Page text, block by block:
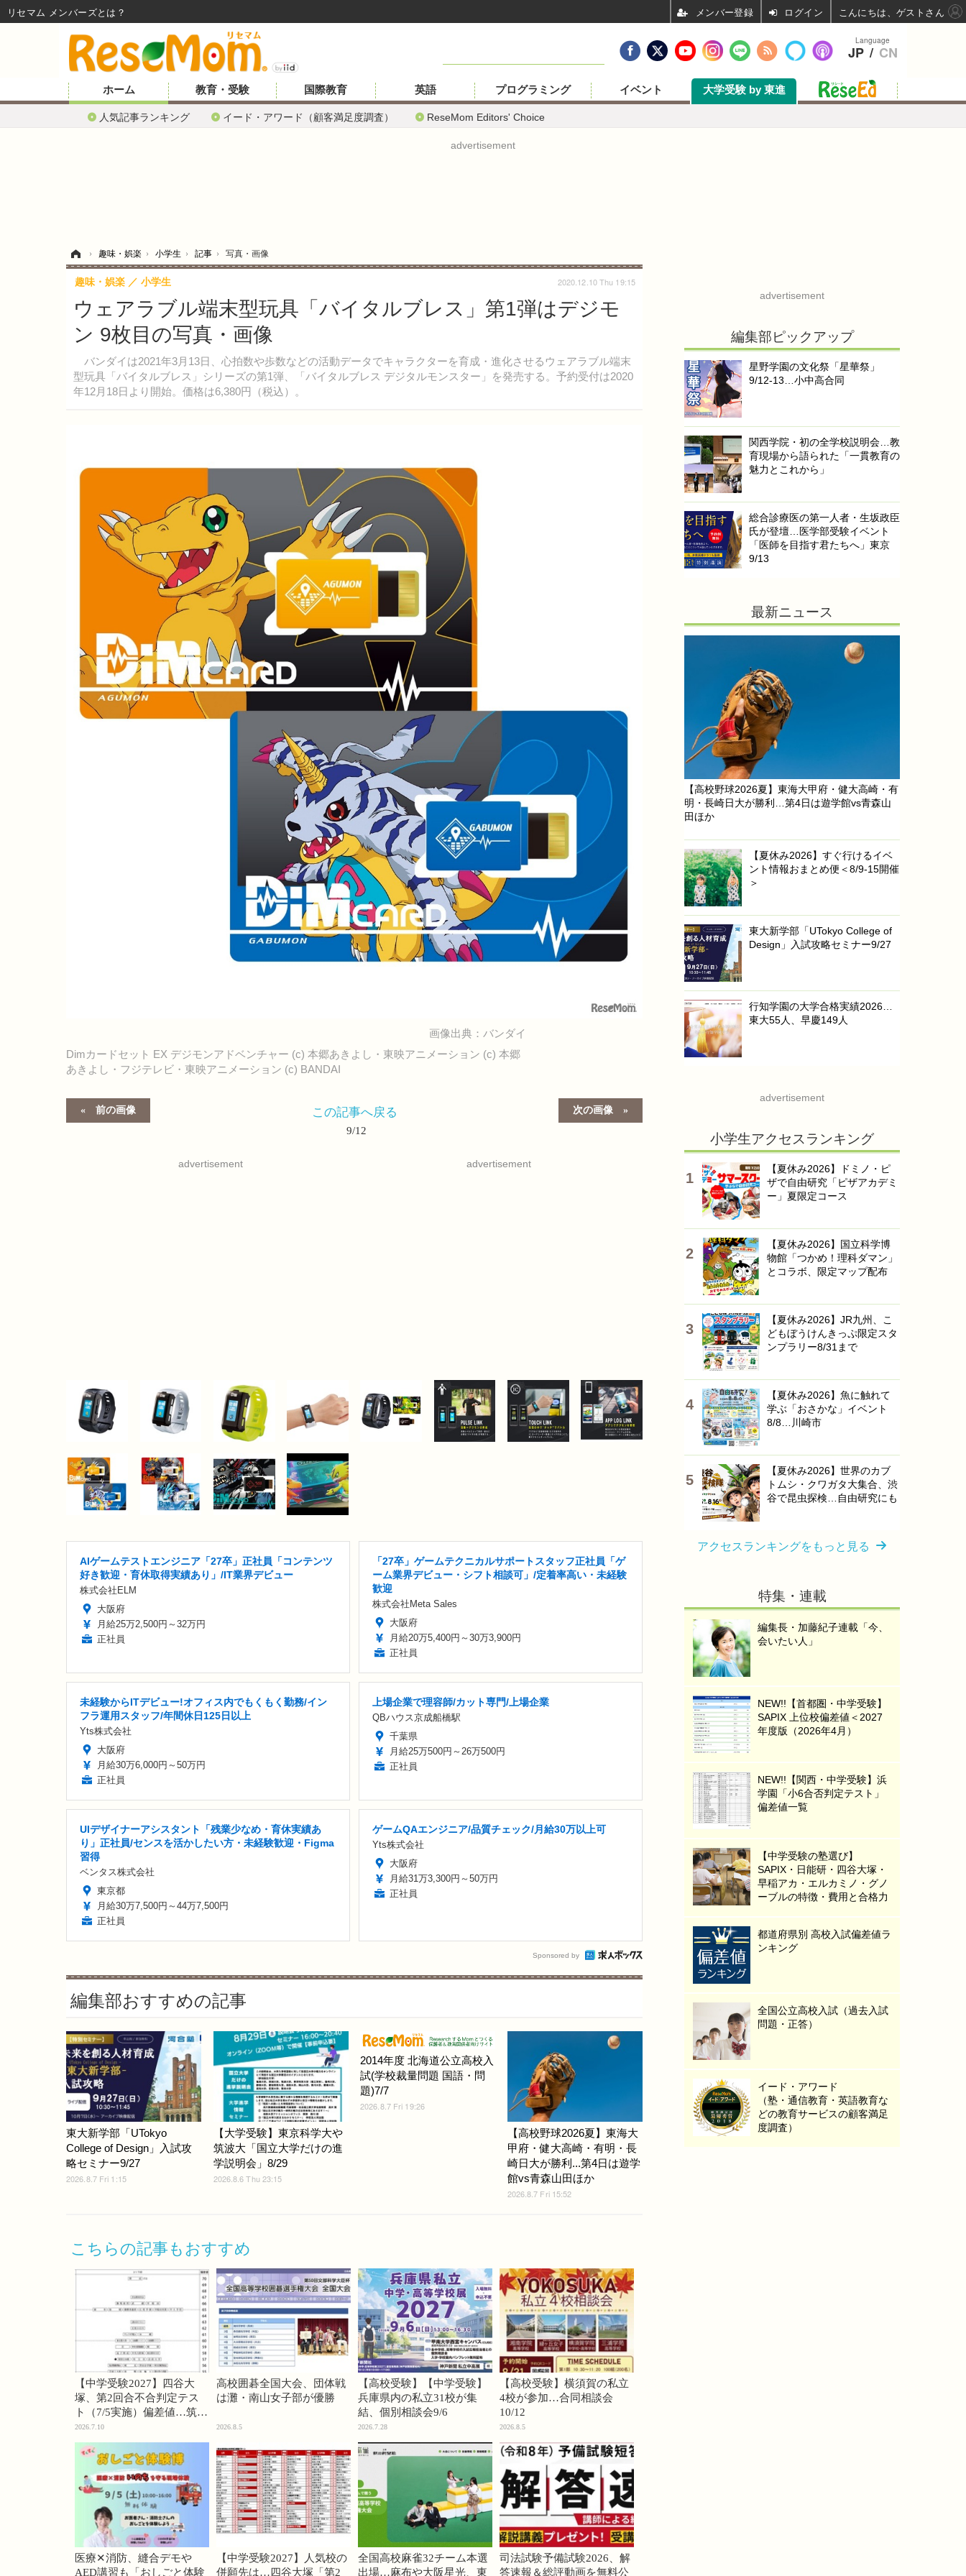
ホーム
人気記事ランキング イード・アワード（顧客満足度調査） ReseMom Editors' Choice
教育・受験 国際教育 英語 プログラミング イベント 大学受験 by 東進
advertisement
› 趣味・娯楽 › 小学生 › 記事 › 写真・画像
ウェアラブル端末型玩具「バイタルブレス」第1弾はデジモ
ン 9枚目の写真・画像
バンダイは2021年3月13日、心拍数や歩数などの活動データでキャラクターを育成・進化させるウェアラブル端末
型玩具「バイタルブレス」シリーズの第1弾、「バイタルブレス デジタルモンスター」を発売する。予約受付は2020
年12月18日より開始。価格は6,380円（税込）。
趣味・娯楽 小学生 2020.12.10 Thu 19:15
画像出典：バンダイ
Dimカードセット EX デジモンアドベンチャー (c) 本郷あきよし・東映アニメーション (c) 本郷
あきよし・フジテレビ・東映アニメーション (c) BANDAI
前の画像 次の画像
この記事へ戻る
9/12
advertisement advertisement
AIゲームテストエンジニア「27卒」正社員「コンテンツ
好き歓迎・育休取得実績あり」/IT業界デビュー
株式会社ELM
大阪府
月給25万2,500円～32万円
正社員
「27卒」ゲームテクニカルサポートスタッフ正社員「ゲ
ーム業界デビュー・シフト相談可」/定着率高い・未経験
歓迎
株式会社Meta Sales
大阪府
月給20万5,400円～30万3,900円
正社員
未経験からITデビュー!オフィス内でもくもく勤務/イン
フラ運用スタッフ/年間休日125日以上
Yts株式会社
大阪府
月給30万6,000円～50万円
正社員
上場企業で理容師/カット専門/上場企業
QBハウス京成船橋駅
千葉県
月給25万500円～26万500円
正社員
UIデザイナーアシスタント「残業少なめ・育休実績あ
り」正社員/センスを活かしたい方・未経験歓迎・Figma
習得
ベンタス株式会社
東京都
月給30万7,500円～44万7,500円
正社員
ゲームQAエンジニア/品質チェック/月給30万以上可
Yts株式会社
大阪府
月給31万3,300円～50万円
正社員
Sponsored by
編集部おすすめの記事
東大新学部「UTokyo
College of Design」入試攻
略セミナー9/27
2026.8.7 Fri 1:15
【大学受験】東京科学大や
筑波大「国立大学だけの進
学説明会」8/29
2026.8.6 Thu 23:15
2014年度 北海道公立高校入
試(学校裁量問題 国語・問
題)7/7
2026.8.7 Fri 19:26
【高校野球2026夏】東海大
甲府・健大高崎・有明・長
崎日大が勝利...第4日は遊学
館vs青森山田ほか
2026.8.7 Fri 15:52
こちらの記事もおすすめ
【中学受験2027】四谷大
塚、第2回合不合判定テス
ト（7/5実施）偏差値…筑駒
74・桜蔭70＜PR＞
2026.7.10
高校囲碁全国大会、団体戦
は灘・南山女子部が優勝
2026.8.5
【高校受験】【中学受験】
兵庫県内の私立31校が集
結、個別相談会9/6
2026.7.28
【高校受験】横須賀の私立
4校が参加…合同相談会
10/12
2026.8.5
医療✕消防、縫合デモや
AED講習も「おしごと体験
【中学受験2027】人気校の
併願先は…四谷大塚「第2
全国高校麻雀32チーム本選
出場…麻布や大阪星光、東
司法試験予備試験2026、解
答速報＆総評動画を無料公
advertisement
編集部ピックアップ
星野学園の文化祭「星華祭」
9/12-13…小中高合同
関西学院・初の全学校説明会…教
育現場から語られた「一貫教育の
魅力とこれから」
総合診療医の第一人者・生坂政臣
氏が登壇…医学部受験イベント
「医師を目指す君たちへ」東京
9/13
最新ニュース
【高校野球2026夏】東海大甲府・健大高崎・有
明・長崎日大が勝利…第4日は遊学館vs青森山
田ほか
【夏休み2026】すぐ行けるイベ
ント情報おまとめ便＜8/9-15開催
＞
東大新学部「UTokyo College of
Design」入試攻略セミナー9/27
行知学園の大学合格実績2026…
東大55人、早慶149人
advertisement
小学生アクセスランキング
【夏休み2026】ドミノ・ピ
ザで自由研究「ピザアカデミ
ー」夏限定コース
【夏休み2026】国立科学博
物館「つかめ！理科ダマン」
とコラボ、限定マップ配布
【夏休み2026】JR九州、こ
どもぼうけんきっぷ限定スタ
ンプラリー8/31まで
【夏休み2026】魚に触れて
学ぶ「おさかな」イベント
8/8…川崎市
【夏休み2026】世界のカブ
トムシ・クワガタ大集合、渋
谷で昆虫探検…自由研究にも
アクセスランキングをもっと見る
特集・連載
編集長・加藤紀子連載「今、
会いたい人」
NEW!!【首都圏・中学受験】
SAPIX 上位校偏差値＜2027
年度版（2026年4月）
NEW!!【関西・中学受験】浜
学園「小6合否判定テスト」
偏差値一覧
【中学受験の塾選び】
SAPIX・日能研・四谷大塚・
早稲アカ・エルカミノ・グノ
ーブルの特徴・費用と合格力
都道府県別 高校入試偏差値ラ
ンキング
全国公立高校入試（過去入試
問題・正答）
イード・アワード
（塾・通信教育・英語教育な
どの教育サービスの顧客満足
度調査）
Language
JP / CN
リセマム メンバーズ ログイン こんにちは、ゲストさん